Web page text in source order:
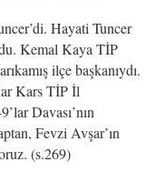
Hayati Tuncer
Kemal Kaya TİP
ilçe başkanıydı.
Kars TİP İl
Davası’nın
Fevzi Avşar’ın
(s.269)